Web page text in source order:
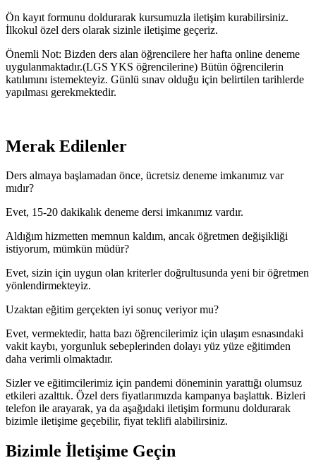
Ön kayıt formunu doldurarak kursumuzla iletişim kurabilirsiniz.
İlkokul özel ders olarak sizinle iletişime geçeriz.
Önemli Not: Bizden ders alan öğrencilere her hafta online deneme
uygulanmaktadır.(LGS YKS öğrencilerine) Bütün öğrencilerin
katılımını istemekteyiz. Günlü sınav olduğu için belirtilen tarihlerde
yapılması gerekmektedir.
Merak Edilenler
Ders almaya başlamadan önce, ücretsiz deneme imkanımız var
mıdır?
Evet, 15-20 dakikalık deneme dersi imkanımız vardır.
Aldığım hizmetten memnun kaldım, ancak öğretmen değişikliği
istiyorum, mümkün müdür?
Evet, sizin için uygun olan kriterler doğrultusunda yeni bir öğretmen
yönlendirmekteyiz.
Uzaktan eğitim gerçekten iyi sonuç veriyor mu?
Evet, vermektedir, hatta bazı öğrencilerimiz için ulaşım esnasındaki
vakit kaybı, yorgunluk sebeplerinden dolayı yüz yüze eğitimden
daha verimli olmaktadır.
Sizler ve eğitimcilerimiz için pandemi döneminin yarattığı olumsuz
etkileri azalttık. Özel ders fiyatlarımızda kampanya başlattık. Bizleri
telefon ile arayarak, ya da aşağıdaki iletişim formunu doldurarak
bizimle iletişime geçebilir, fiyat teklifi alabilirsiniz.
Bizimle İletişime Geçin